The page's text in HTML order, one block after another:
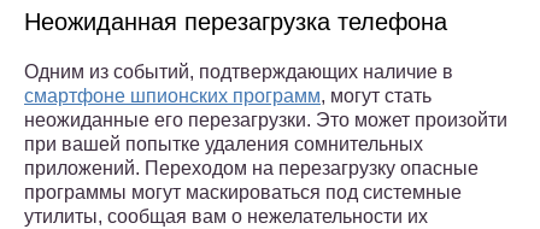
Неожиданная перезагрузка телефона
Одним из событий, подтверждающих наличие в
смартфоне шпионских программ, могут стать
неожиданные его перезагрузки. Это может произойти
при вашей попытке удаления сомнительных
приложений. Переходом на перезагрузку опасные
программы могут маскироваться под системные
утилиты, сообщая вам о нежелательности их